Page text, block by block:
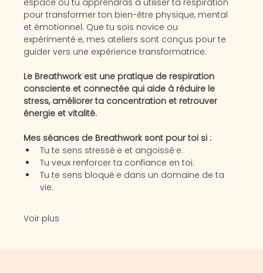
pour transformer ton bien-être physique, mental
et émotionnel. Que tu sois novice ou
expérimenté·e, mes ateliers sont conçus pour te
guider vers une expérience transformatrice.
Le Breathwork est une pratique de respiration
consciente et connectée qui aide à réduire le
stress, améliorer ta concentration et retrouver
énergie et vitalité.
Mes séances de Breathwork sont pour toi si :
Tu te sens stressé·e et angoissé·e.
Tu veux renforcer ta confiance en toi.
Tu te sens bloqué·e dans un domaine de ta
vie.
Voir plus